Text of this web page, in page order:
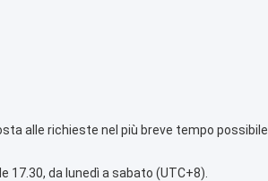
alle richieste nel più breve tempo possibile.
17.30, da lunedì a sabato (UTC+8).